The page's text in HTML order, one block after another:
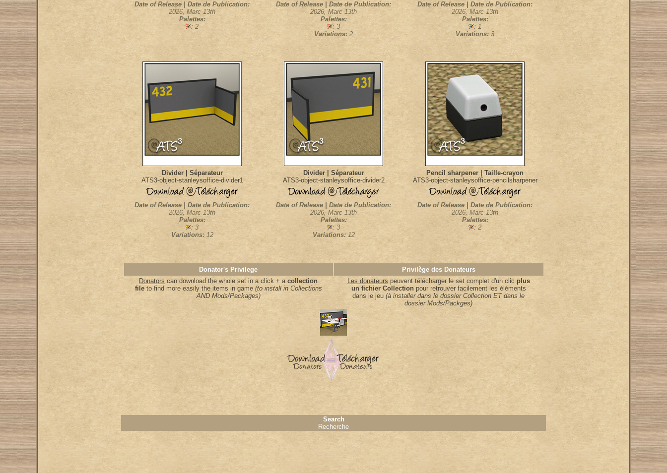
Date of Release | Date de Publication:
2026, Marc 13th
Palettes:
: 2
Date of Release | Date de Publication:
2026, Marc 13th
Palettes:
: 3
Variations: 2
Date of Release | Date de Publication:
2026, Marc 13th
Palettes:
: 1
Variations: 3
Divider | Séparateur
ATS3-object-stanleysoffice-divider1
Divider | Séparateur
ATS3-object-stanleysoffice-divider2
Pencil sharpener | Taille-crayon
ATS3-object-stanleysoffice-pencilsharpener
Date of Release | Date de Publication:
2026, Marc 13th
Palettes:
: 3
Variations:12
Date of Release | Date de Publication:
2026, Marc 13th
Palettes:
: 3
Variations:12
Date of Release | Date de Publication:
2026, Marc 13th
Palettes:
: 2
Donator's Privilege
Privilège des Donateurs
Donators can download the whole set in a click + a collection
fileto find more easily the items in game(to install in Collections
AND Mods/Packages)
Les donateurs peuvent télécharger le set complet d'un clic plus
un fichier Collectionpour retrouver facilement les éléments
dans le jeu (à installer dans le dossier Collection ET dans le
dossier Mods/Packges)
Search
Recherche